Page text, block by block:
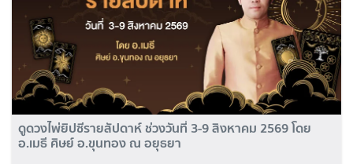
ดูดวงไพ่ยิปซีรายสัปดาห์ ช่วงวันที่ 3-9 สิงหาคม 2569 โดย
อ.เมธี ศิษย์ อ.ขุนทอง ณ อยุธยา